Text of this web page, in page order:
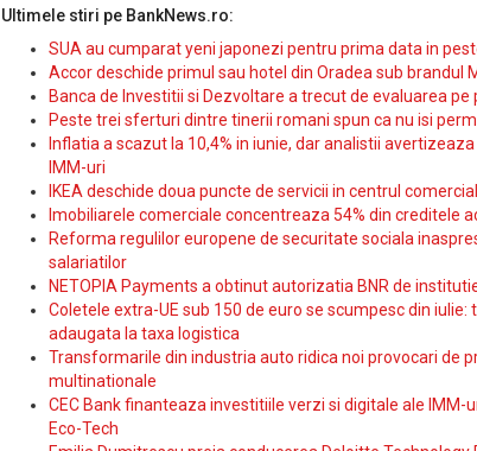
Ultimele stiri pe BankNews.ro:
SUA au cumparat yeni japonezi pentru prima data in
Accor deschide primul sau hotel din Oradea sub brandul
Banca de Investitii si Dezvoltare a trecut de evaluarea pe
Peste trei sferturi dintre tinerii romani spun ca nu isi
Inflatia a scazut la 10,4% in iunie, dar analistii
IMM-uri
IKEA deschide doua puncte de servicii in centrul
Imobiliarele comerciale concentreaza 54% din creditele
Reforma regulilor europene de securitate sociala
salariatilor
NETOPIA Payments a obtinut autorizatia BNR de
Coletele extra-UE sub 150 de euro se scumpesc din
adaugata la taxa logistica
Transformarile din industria auto ridica noi provocari de
multinationale
CEC Bank finanteaza investitiile verzi si digitale ale IMM-
Eco-Tech